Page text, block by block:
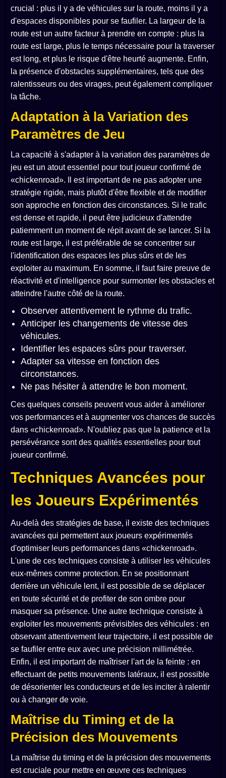
crucial : plus il y a de véhicules sur la route, moins il y a
d'espaces disponibles pour se faufiler. La largeur de la
route est un autre facteur à prendre en compte : plus la
route est large, plus le temps nécessaire pour la traverser
est long, et plus le risque d'être heurté augmente. Enfin,
la présence d'obstacles supplémentaires, tels que des
ralentisseurs ou des virages, peut également compliquer
la tâche.
Adaptation à la Variation des
Paramètres de Jeu
La capacité à s'adapter à la variation des paramètres de
jeu est un atout essentiel pour tout joueur confirmé de
«chickenroad». Il est important de ne pas adopter une
stratégie rigide, mais plutôt d'être flexible et de modifier
son approche en fonction des circonstances. Si le trafic
est dense et rapide, il peut être judicieux d'attendre
patiemment un moment de répit avant de se lancer. Si la
route est large, il est préférable de se concentrer sur
l'identification des espaces les plus sûrs et de les
exploiter au maximum. En somme, il faut faire preuve de
réactivité et d'intelligence pour surmonter les obstacles et
atteindre l'autre côté de la route.
Observer attentivement le rythme du trafic.
Anticiper les changements de vitesse des
véhicules.
Identifier les espaces sûrs pour traverser.
Adapter sa vitesse en fonction des
circonstances.
Ne pas hésiter à attendre le bon moment.
Ces quelques conseils peuvent vous aider à améliorer
vos performances et à augmenter vos chances de succès
dans «chickenroad». N'oubliez pas que la patience et la
persévérance sont des qualités essentielles pour tout
joueur confirmé.
Techniques Avancées pour
les Joueurs Expérimentés
Au-delà des stratégies de base, il existe des techniques
avancées qui permettent aux joueurs expérimentés
d'optimiser leurs performances dans «chickenroad».
L'une de ces techniques consiste à utiliser les véhicules
eux-mêmes comme protection. En se positionnant
derrière un véhicule lent, il est possible de se déplacer
en toute sécurité et de profiter de son ombre pour
masquer sa présence. Une autre technique consiste à
exploiter les mouvements prévisibles des véhicules : en
observant attentivement leur trajectoire, il est possible de
se faufiler entre eux avec une précision millimétrée.
Enfin, il est important de maîtriser l'art de la feinte : en
effectuant de petits mouvements latéraux, il est possible
de désorienter les conducteurs et de les inciter à ralentir
ou à changer de voie.
Maîtrise du Timing et de la
Précision des Mouvements
La maîtrise du timing et de la précision des mouvements
est cruciale pour mettre en œuvre ces techniques